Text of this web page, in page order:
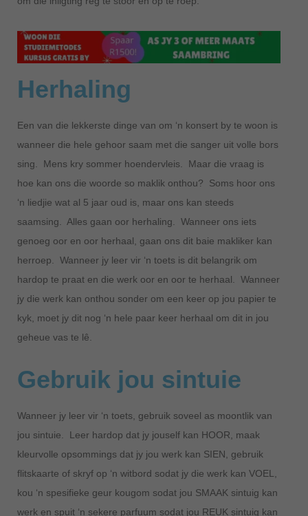
Herhaling
Een van die lekkerste dinge van om ‘n konsert by te woon is
wanneer die hele gehoor saam met die sanger uit volle bors
sing. Mens kry sommer hoendervleis. Maar die vraag is
hoe kan ons die woorde so maklik onthou? Soms hoor ons
‘n liedjie wat al 5 jaar oud is, maar ons kan steeds
saamsing. Alles gaan oor herhaling. Wanneer ons iets
genoeg oor en oor herhaal, gaan ons dit baie makliker kan
herroep. Wanneer jy leer vir ‘n toets is dit belangrik om
hardop te praat en die werk oor en oor te herhaal. Wanneer
jy die werk kan onthou sonder om een keer op jou papier te
kyk, moet jy dit nog ‘n hele paar keer herhaal om dit in jou
geheue vas te lê.
Gebruik jou sintuie
Wanneer jy leer vir ‘n toets, gebruik soveel as moontlik van
jou sintuie. Leer hardop dat jy jouself kan HOOR, maak
kleurvolle opsommings dat jy jou werk kan SIEN, gebruik
flitskaarte of skryf op ‘n witbord sodat jy die werk kan VOEL,
kou ‘n spesifieke geur kougom sodat jou SMAAK sintuig kan
werk en spuit ‘n sekere parfuum sodat jou REUK sintuig kan